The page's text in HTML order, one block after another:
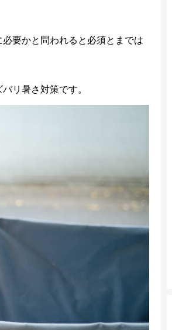
要かと問われると必須とまでは
リ暑さ対策です。